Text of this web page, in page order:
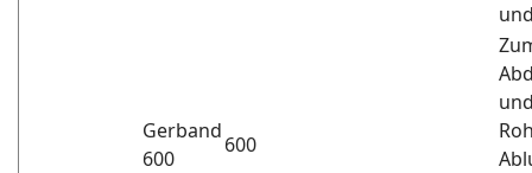
Gerband
600
600